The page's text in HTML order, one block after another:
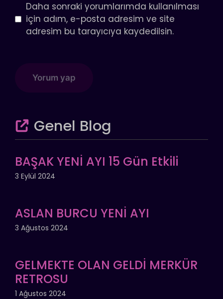
Daha sonraki yorumlarımda kullanılması
için adım, e-posta adresim ve site
adresim bu tarayıcıya kaydedilsin.
Genel Blog
BAŞAK YENİ AYI 15 Gün Etkili
3 Eylül 2024
ASLAN BURCU YENİ AYI
3 Ağustos 2024
GELMEKTE OLAN GELDİ MERKÜR
RETROSU
1 Ağustos 2024